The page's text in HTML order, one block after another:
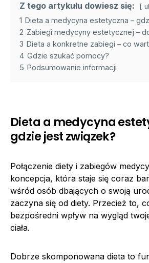
Z tego artykułu dowiesz się:
1 Dieta a medycyna estetyczna –
2 Zabiegi medycyny estetycznej –
3 Dieta a konkretne zabiegi – co
4 Gdzie szukać pomocy?
5 Podsumowanie informacji
Dieta a medycyna
gdzie jest związek?
Połączenie diety i zabiegów
koncepcja, która staje się coraz
wśród osób dbających o swoją
zaczyna się od diety. Przecież to,
bezpośredni wpływ na wygląd
ciała.
Dobrze skomponowana dieta to